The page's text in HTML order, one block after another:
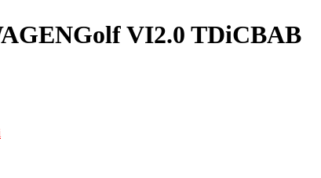
VI2.0 TDiCBAB